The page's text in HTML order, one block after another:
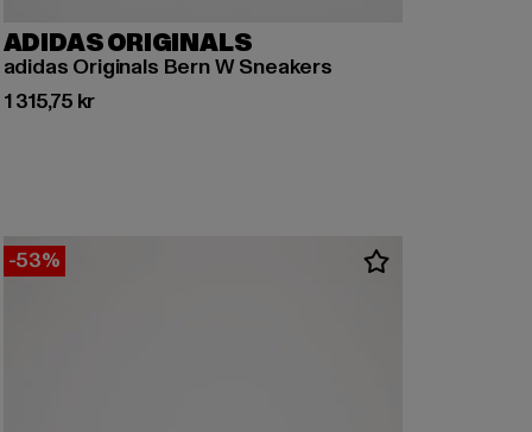
ADIDAS ORIGINALS
adidas Originals Bern W Sneakers
1 315,75 kr
Nuvarande pris: 1 315,75 kr
-53%